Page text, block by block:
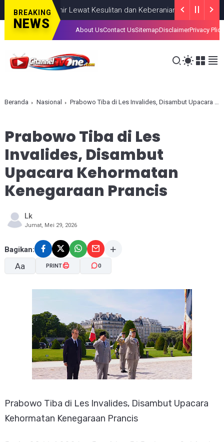
BREAKING
NEWS
Lahir Lewat Kesulitan dan Keberanian NASIONAL
About UsContact UsSitemapDisclaimerPrivacy Plice
Beranda Nasional Prabowo Tiba di Les Invalides, Disambut Upacara Kehormatan Kenegaraan Prancis
Prabowo Tiba di Les
Invalides, Disambut
Upacara Kehormatan
Kenegaraan Prancis
Lk
Jumat, Mei 29, 2026
Bagikan:
Aa
A+
PRINT 0
Prabowo Tiba di Les Invalides, Disambut Upacara
Kehormatan Kenegaraan Prancis